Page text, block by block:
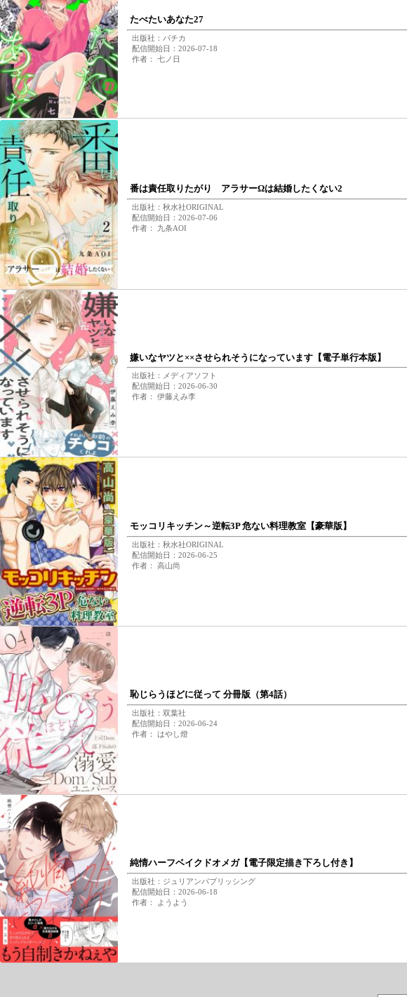
たべたいあなた27
出版社：パチカ
配信開始日：2026-07-18
作者： 七ノ日
番は責任取りたがり アラサーΩは結婚したくない2
出版社：秋水社ORIGINAL
配信開始日：2026-07-06
作者： 九条AOI
嫌いなヤツと××させられそうになっています【電子単行本版】
出版社：メディアソフト
配信開始日：2026-06-30
作者： 伊藤えみ李
モッコリキッチン～逆転3P 危ない料理教室【豪華版】
出版社：秋水社ORIGINAL
配信開始日：2026-06-25
作者： 高山尚
恥じらうほどに従って 分冊版（第4話）
出版社：双葉社
配信開始日：2026-06-24
作者： はやし燈
純情ハーフベイクドオメガ【電子限定描き下ろし付き】
出版社：ジュリアンパブリッシング
配信開始日：2026-06-18
作者： ようよう